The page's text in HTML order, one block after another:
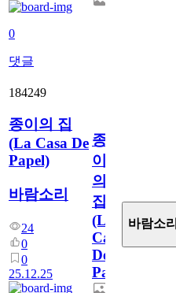
0
댓글
184249
종이의 집
(La Casa De
Papel)
바람소리
24
0
0
25.12.25
종
이
의
집
(La
Casa
De
Papel)
바람소리